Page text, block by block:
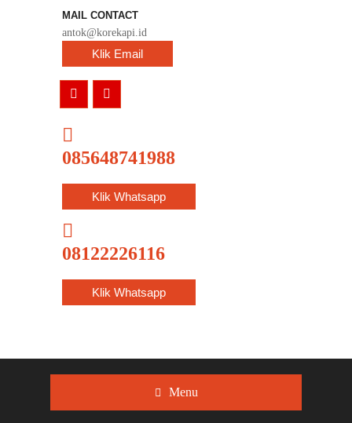
MAIL CONTACT
antok@korekapi.id
Klik Email
085648741988
Klik Whatsapp
08122226116
Klik Whatsapp
Menu